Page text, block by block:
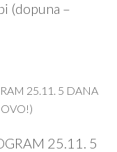
(dopuna –
25.11. 5